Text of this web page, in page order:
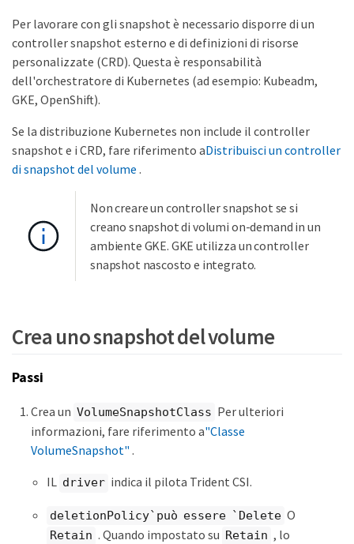
Per lavorare con gli snapshot è necessario disporre di un
controller snapshot esterno e di definizioni di risorse
personalizzate (CRD). Questa è responsabilità
dell'orchestratore di Kubernetes (ad esempio: Kubeadm,
GKE, OpenShift).
Se la distribuzione Kubernetes non include il controller
snapshot e i CRD, fare riferimento aDistribuisci un controller
di snapshot del volume .
Non creare un controller snapshot se si
creano snapshot di volumi on-demand in un
ambiente GKE. GKE utilizza un controller
snapshot nascosto e integrato.
Crea uno snapshot del volume
Passi
Crea un VolumeSnapshotClass Per ulteriori
informazioni, fare riferimento a"Classe
VolumeSnapshot" .
IL driver indica il pilota Trident CSI.
deletionPolicy`può essere `Delete O
Retain . Quando impostato su Retain , lo